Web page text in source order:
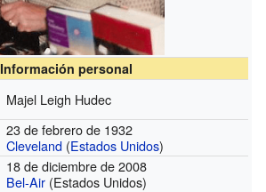
Información personal
Majel Leigh Hudec
23 de febrero de 1932
Cleveland (Estados Unidos)
18 de diciembre de 2008
Bel-Air (Estados Unidos)